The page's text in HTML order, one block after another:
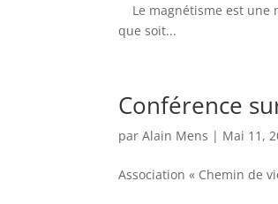
Le magnétisme est une
que soit...
Conférence
parAlain Mens | Mai 11,
Association « Chemin de